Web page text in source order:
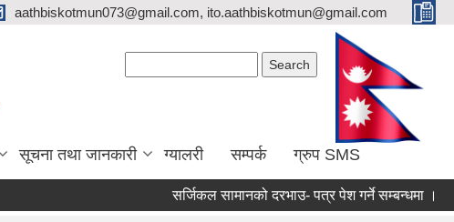
aathbiskotmun073@gmail.com, ito.aathbiskotmun@gmail.com
सूचना तथा जानकारी ग्यालरी सम्पर्क ग्रुप SMS
सर्जिकल सामानको दरभाउ- पत्र पेश गर्ने सम्बन्धमा ।